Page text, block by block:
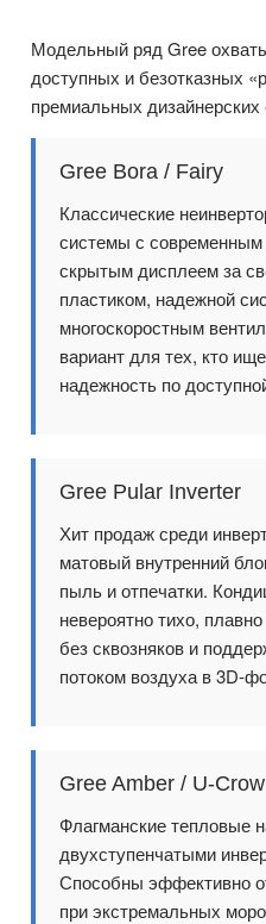
Модельный ряд Gree
доступных и безотказных
премиальных
Gree Bora / Fairy
Классические
системы с
скрытым дисплеем за
пластиком, надежной
многоскоростным
вариант для тех, кто
надежность по
Gree Pular Inverter
Хит продаж среди
матовый внутренний
пыль и отпечатки.
невероятно тихо,
без сквозняков и
потоком воздуха в 3D-
Gree Amber / U-
Флагманские тепловые
двухступенчатыми
Способны эффективно
при экстремальных